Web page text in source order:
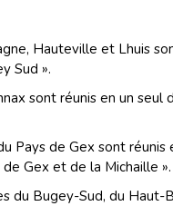
Hauteville et Lhuis
Sud ».
sont réunis en un seul
Pays de Gex sont réunis
Gex et de la Michaille ».
du Bugey-Sud, du Haut-